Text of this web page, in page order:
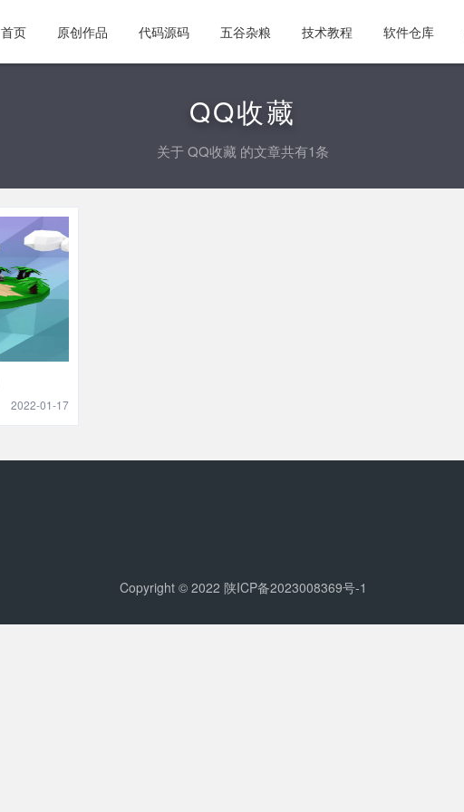
首页 原创作品 代码源码 五谷杂粮 技术教程 软件仓库
QQ收藏
关于QQ收藏 的文章共有1条
2022-01-17
Copyright © 2022 陕ICP备2023008369号-1